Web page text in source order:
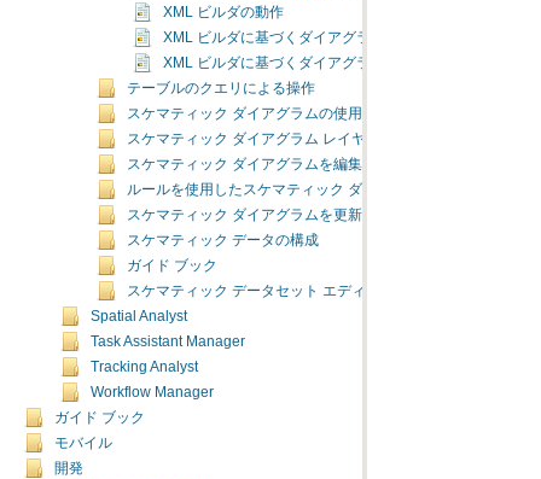
XML ビルダの動作
XML ビルダに基づくダイアグラムの生成
XML ビルダに基づくダイアグラムの更新
テーブルのクエリによる操作
スケマティック ダイアグラムの使用
スケマティック ダイアグラム レイヤ プロパティの管理
スケマティック ダイアグラムを編集する
ルールを使用したスケマティック ダイアグラム コンテンツの
スケマティック ダイアグラムを更新する
スケマティック データの構成
ガイド ブック
スケマティック データセット エディタ
Spatial Analyst
Task Assistant Manager
Tracking Analyst
Workflow Manager
ガイド ブック
モバイル
開発